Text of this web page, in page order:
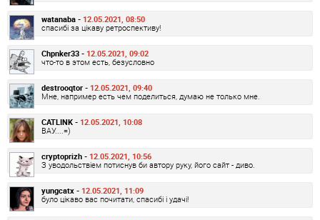
watanaba - 12.05.2021, 08:50
спасибі за цікаву ретроспективу!
Chpnker33 - 12.05.2021, 09:02
что-то в этом есть, безусловно
destrooqtor - 12.05.2021, 09:40
Мне, например есть чем поделиться, думаю не только мне.
CATLINK - 12.05.2021, 10:08
ВАУ....=)
cryptoprizh - 12.05.2021, 10:56
З уводольствіем потиснув би автору руку, його сайт - диво.
yungcatx - 12.05.2021, 11:09
було цікаво вас почитати, спасибі і удачі!